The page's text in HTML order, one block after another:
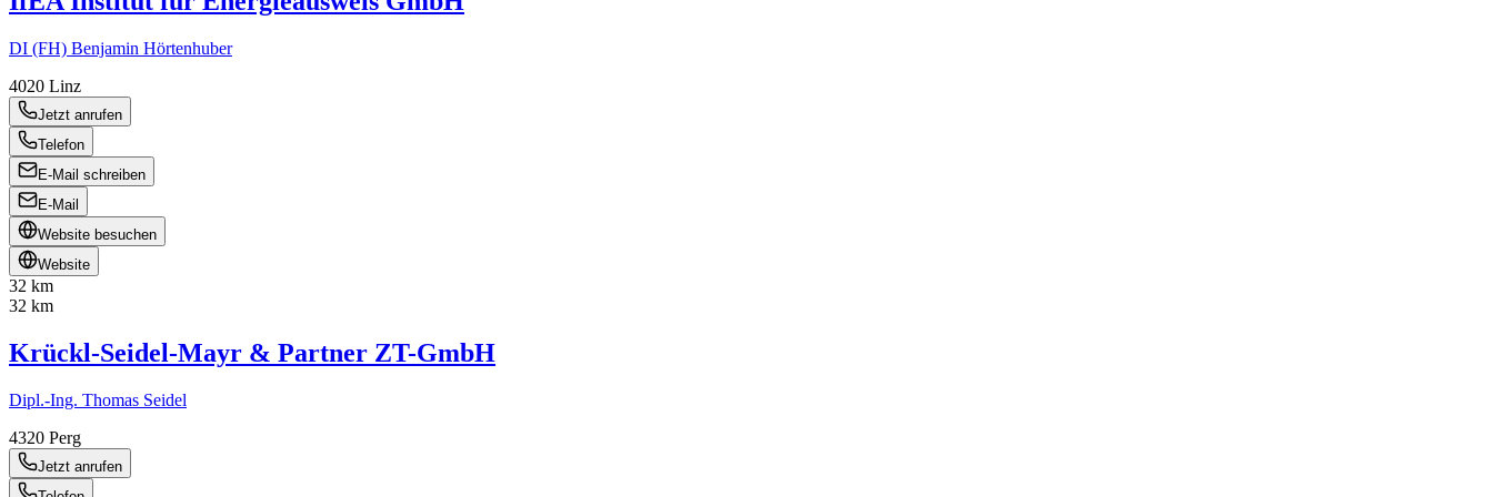
DI (FH) Benjamin Hörtenhuber
4020 Linz
Jetzt anrufen
Telefon
E-Mail schreiben
E-Mail
Website besuchen
Website
32 km
32 km
Krückl-Seidel-Mayr & Partner ZT-GmbH
Dipl.-Ing. Thomas Seidel
4320 Perg
Jetzt anrufen